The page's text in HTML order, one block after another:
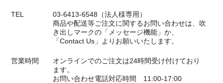
TEL
03-6413-6548（法人様専用）
商品や配送等ご注文に関するお問い合わせは、吹
き出しマークの「メッセージ機能」か、
「Contact Us」よりお願いいたします。
営業時間
オンラインでのご注文は24時間受け付けており
ます。
お問い合わせ電話対応時間 11:00-17:00